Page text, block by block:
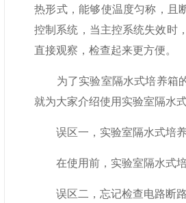
热形式，能够使温度匀称，且
控制系统，当主控系统失效时
直接观察，检查起来更方便。
为了实验室隔水式培养箱的
就为大家介绍使用实验室隔水
误区一，实验室隔水式培养
在使用前，实验室隔水式培
误区二，忘记检查电路断路